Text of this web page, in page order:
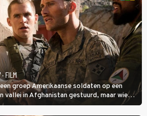
· FILM
groep Amerikaanse soldaten op een
vallei in Afghanistan gestuurd, maar wie